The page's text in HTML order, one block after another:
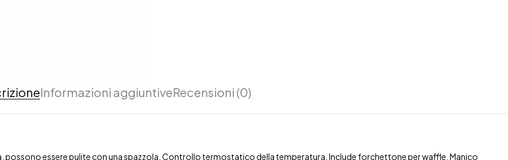
Informazioni aggiuntiveRecensioni (0)
possono essere pulite con una spazzola. Controllo termostatico della temperatura. Include forchettone per waffle. Manico